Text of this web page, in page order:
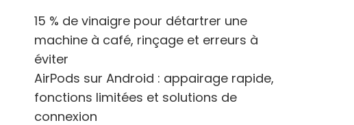
15 % de vinaigre pour détartrer une
machine à café, rinçage et erreurs à
éviter
AirPods sur Android : appairage rapide,
fonctions limitées et solutions de
connexion